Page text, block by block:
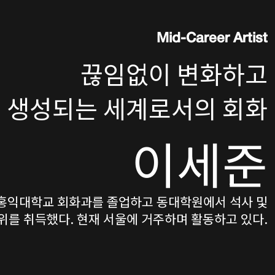
Mid-Career Artist
끊임없이 변화하고
생성되는 세계로서의 회화
이세준
익대학교 회화과를 졸업하고 동대학원에서 석사 및
를 취득했다. 현재 서울에 거주하며 활동하고 있다.